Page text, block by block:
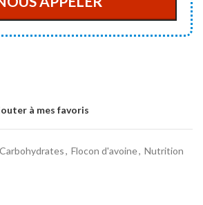
à mes favoris
Carbohydrates, Flocon d'avoine, Nutrition